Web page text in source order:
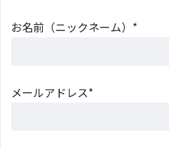
お名前（ニックネーム）*
メールアドレス*